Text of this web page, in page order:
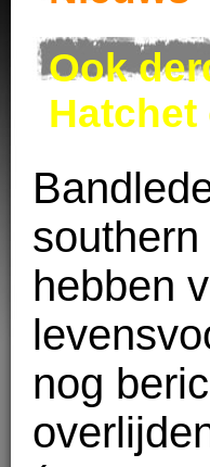
Ook
Hatchet
southern
hebben
nog